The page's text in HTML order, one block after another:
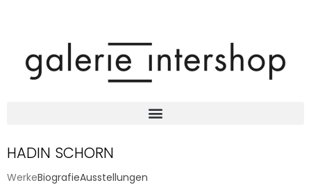
HADIN SCHORN
WerkeBiografieAusstellungen